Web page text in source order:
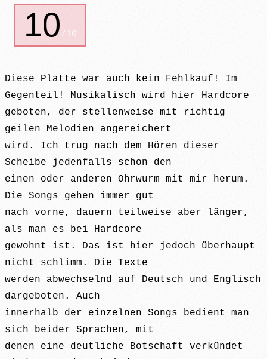
10/10
Diese Platte war auch kein Fehlkauf! Im
Gegenteil! Musikalisch wird hier Hardcore
geboten, der stellenweise mit richtig
geilen Melodien angereichert
wird. Ich trug nach dem Hören dieser
Scheibe jedenfalls schon den
einen oder anderen Ohrwurm mit mir herum.
Die Songs gehen immer gut
nach vorne, dauern teilweise aber länger,
als man es bei Hardcore
gewohnt ist. Das ist hier jedoch überhaupt
nicht schlimm. Die Texte
werden abwechselnd auf Deutsch und Englisch
dargeboten. Auch
innerhalb der einzelnen Songs bedient man
sich beider Sprachen, mit
denen eine deutliche Botschaft verkündet